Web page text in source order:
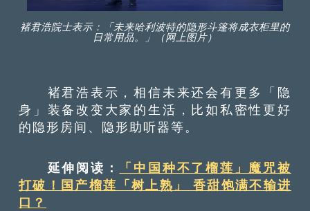
褚君浩院士表示：「未来哈利波特的隐形斗篷将成衣柜里的
日常用品。」（网上图片）
褚君浩表示，相信未来还会有更多「隐
身」装备改变大家的生活，比如私密性更好
的隐形房间、隐形助听器等。
延伸阅读：
「中国种不了榴莲」魔咒被
打破！国产榴莲「树上熟」 香甜饱满不输进
口？